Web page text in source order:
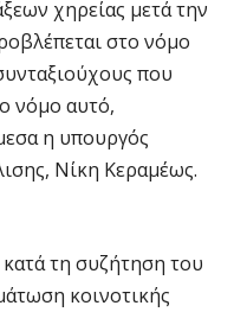
χηρείας μετά την
στο νόμο
που
νόμο αυτό,
η υπουργός
Νίκη Κεραμέως.
τη συζήτηση του
κοινοτικής